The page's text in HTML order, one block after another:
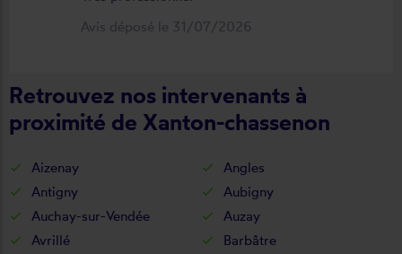
Avis déposé le 31/07/2026
Retrouvez nos intervenants à
proximité de Xanton-chassenon
Aizenay
Angles
Antigny
Aubigny
Auchay-sur-Vendée
Auzay
Avrillé
Barbâtre